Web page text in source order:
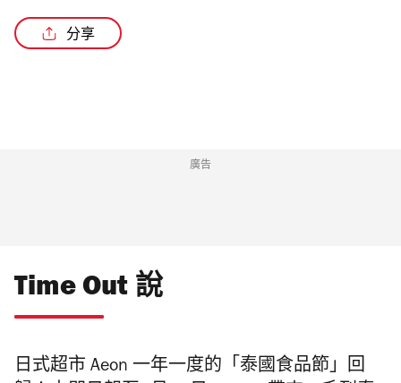
分享
廣告
Time Out 說
日式超市 Aeon 一年一度的「泰國食品節」回